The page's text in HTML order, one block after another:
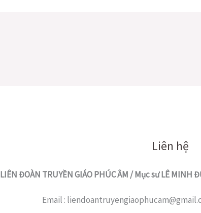
Liên hệ
LIÊN ĐOÀN TRUYỀN GIÁO PHÚC ÂM / Mục sư LÊ MINH
Email :